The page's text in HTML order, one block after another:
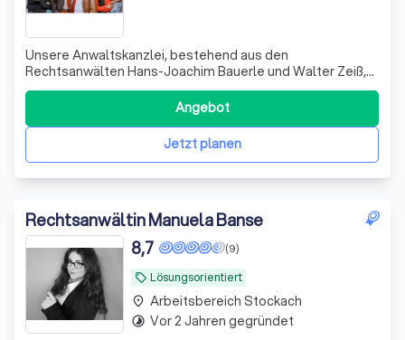
Unsere Anwaltskanzlei, bestehend aus den
Rechtsanwälten Hans-Joachim Bauerle und Walter Zeiß,
ist in Konstanz ansässig und bietet eine breite Palette an
juristischen Dienstleistungen an. Mit Fachanwälten für
Familienrecht und Miet- und Wohnungseigentumsrecht in
unserem Team sind wir in der Lage, ein
Jetzt planen
Angebot
Rechtsanwältin Manuela Banse
local_offer Lösungsorientiert
(9)
8,7
place Arbeitsbereich Stockach
timelapse Vor 2 Jahren gegründet